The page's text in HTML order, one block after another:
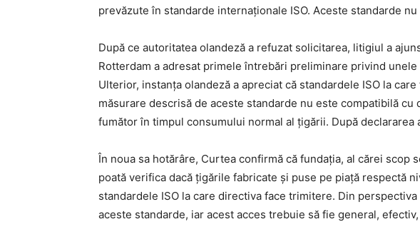
prevăzute în standarde internaționale ISO. Aceste standarde
După ce autoritatea olandeză a refuzat solicitarea, litigiul a
Rotterdam a adresat primele întrebări preliminare privind
Ulterior, instanța olandeză a apreciat că standardele ISO la
măsurare descrisă de aceste standarde nu este compatibilă
fumător în timpul consumului normal al țigării. După
În noua sa hotărâre, Curtea confirmă că fundația, al cărei
poată verifica dacă țigările fabricate și puse pe piață respectă
standardele ISO la care directiva face trimitere. Din
aceste standarde, iar acest acces trebuie să fie general,